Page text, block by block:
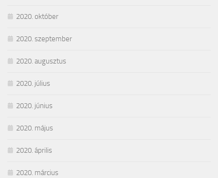
2020. október
2020. szeptember
2020. augusztus
2020. július
2020. június
2020. május
2020. április
2020. március